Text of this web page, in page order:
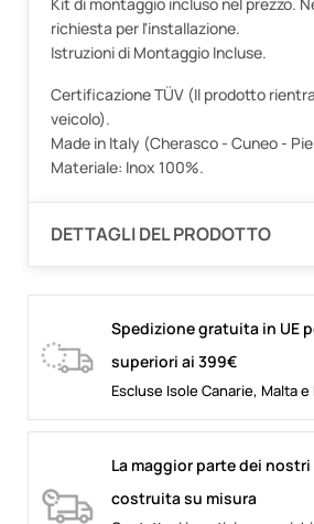
richiesta per l'installazione.
Istruzioni di Montaggio Incluse.
Certificazione TÜV (Il prodotto
veicolo).
Made in Italy (Cherasco - Cuneo -
Materiale: Inox 100%.
DETTAGLI DEL PRODOTTO
Spedizione gratuita in UE
superiori ai 399€
Escluse Isole Canarie, Malta e
La maggior parte dei
costruita su misura